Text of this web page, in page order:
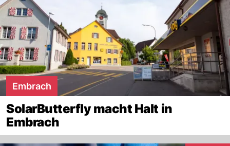
Embrach
SolarButterfly macht Halt in
Embrach